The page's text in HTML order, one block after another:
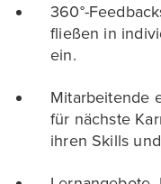
360°-
fließen in
ein.
Mitarbeitende
für nächste
ihren Skills